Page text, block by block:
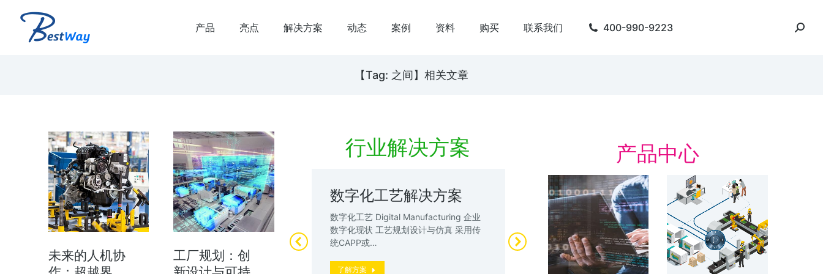
产品 亮点 解决方案 动态 案例 资料 购买 联系我们 400-990-9223
【Tag: 之间】相关文章
未来的人机协
工厂规划：创
行业解决方案
决方案
命周期和生产生命
虚拟联调解决方案
虚拟联调 虚拟联调优势： 减少虚拟调试
时间 减少产线搭建时的错误和返工 提升
数字化工艺解决方案
数字化工艺 Digital Manufacturing 企业
数字化现状 工艺规划设计与仿真 采用传
统CAPP或…
了解方案
数字化精益管理解决方
数字化精益管理 建设基于“虚拟数字化工
厂” 的数字化制造体系 实时，在线，互
动。 简化会议准备。 人员主动参与…
数字化工厂
数字化工厂 整合产品
周期
了解方案
产品中心